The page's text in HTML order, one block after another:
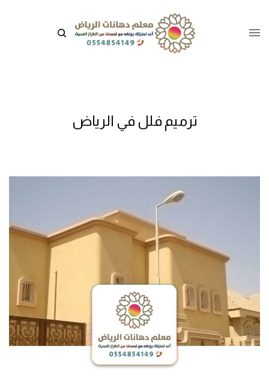
ترميم فلل في الرياض